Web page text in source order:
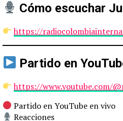
Cómo escuchar
https://
Partido en
https://www.youtube.com/
Partido en YouTube en vivo
Reacciones